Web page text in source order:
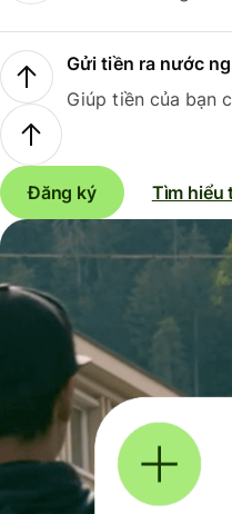
Gửi tiền ra nước
Giúp tiền của bạn
Đăng ký Tìm hiểu